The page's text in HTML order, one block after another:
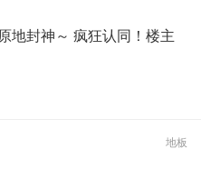
地封神～ 疯狂认同！楼主
地板